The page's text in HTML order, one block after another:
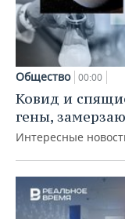
Общество 00:00
Ковид и
гены,
Интересные